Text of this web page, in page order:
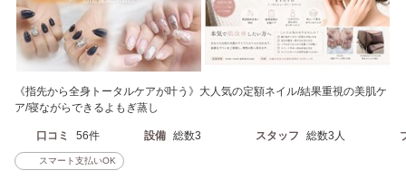
《指先から全身トータルケアが叶う》大人気の定額ネイル/結果重視の美肌ケ
ア/寝ながらできるよもぎ蒸し
口コミ 56件 設備 総数3 スタッフ 総数3人
スマート支払いOK